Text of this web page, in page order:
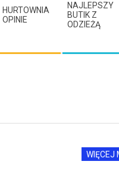
HURTOWNIA
OPINIE
NAJLEPSZY
BUTIK Z
ODZIEŻĄ
WIĘCEJ